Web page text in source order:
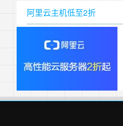
阿里云主机低至2折